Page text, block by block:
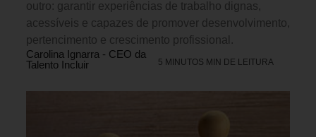
outro: garantir experiências de trabalho dignas,
acessíveis e capazes de promover desenvolvimento,
pertencimento e crescimento profissional.
Carolina Ignarra - CEO da
Talento Incluir
5 MINUTOS MIN DE LEITURA